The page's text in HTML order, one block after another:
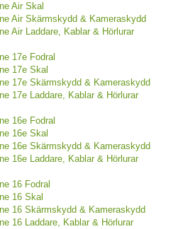
Air Skal
Air Skärmskydd & Kameraskydd
Air Laddare, Kablar & Hörlurar
17e Fodral
17e Skal
17e Skärmskydd & Kameraskydd
17e Laddare, Kablar & Hörlurar
16e Fodral
16e Skal
16e Skärmskydd & Kameraskydd
16e Laddare, Kablar & Hörlurar
16 Fodral
16 Skal
16 Skärmskydd & Kameraskydd
16 Laddare, Kablar & Hörlurar